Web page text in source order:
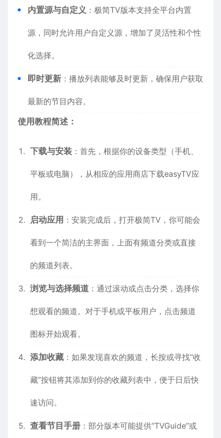
内置源与自定义 ：极简TV版本支持全平台内置
源，同时允许用户自定义源，增加了灵活性和个性
化选择。
即时更新 ：播放列表能够及时更新，确保用户获取
最新的节目内容。
使用教程简述：
下载与安装 ：首先，根据你的设备类型（手机、
平板或电脑），从相应的应用商店下载easyTV应
用。
启动应用 ：安装完成后，打开极简TV，你可能会
看到一个简洁的主界面，上面有频道分类或直接
的频道列表。
浏览与选择频道 ：通过滚动或点击分类，选择你
想观看的频道。对于手机或平板用户，点击频道
图标开始观看。
添加收藏 ：如果发现喜欢的频道，长按或寻找“收
藏”按钮将其添加到你的收藏列表中，便于日后快
速访问。
查看节目手册 ：部分版本可能提供“TVGuide”或